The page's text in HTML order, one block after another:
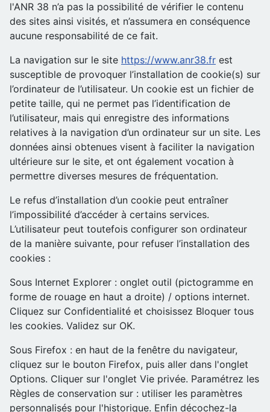
l'ANR 38 n’a pas la possibilité de vérifier le contenu
des sites ainsi visités, et n’assumera en conséquence
aucune responsabilité de ce fait.
La navigation sur le site https://www.anr38.fr est
susceptible de provoquer l’installation de cookie(s) sur
l’ordinateur de l’utilisateur. Un cookie est un fichier de
petite taille, qui ne permet pas l’identification de
l’utilisateur, mais qui enregistre des informations
relatives à la navigation d’un ordinateur sur un site. Les
données ainsi obtenues visent à faciliter la navigation
ultérieure sur le site, et ont également vocation à
permettre diverses mesures de fréquentation.
Le refus d’installation d’un cookie peut entraîner
l’impossibilité d’accéder à certains services.
L’utilisateur peut toutefois configurer son ordinateur
de la manière suivante, pour refuser l’installation des
cookies :
Sous Internet Explorer : onglet outil (pictogramme en
forme de rouage en haut a droite) / options internet.
Cliquez sur Confidentialité et choisissez Bloquer tous
les cookies. Validez sur OK.
Sous Firefox : en haut de la fenêtre du navigateur,
cliquez sur le bouton Firefox, puis aller dans l'onglet
Options. Cliquer sur l'onglet Vie privée. Paramétrez les
Règles de conservation sur : utiliser les paramètres
personnalisés pour l'historique. Enfin décochez-la